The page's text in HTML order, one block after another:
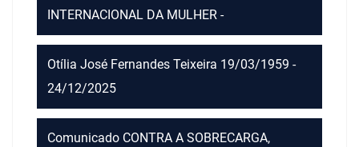
INTERNACIONAL DA MULHER -
Otília José Fernandes Teixeira 19/03/1959 -
24/12/2025
Comunicado CONTRA A SOBRECARGA,